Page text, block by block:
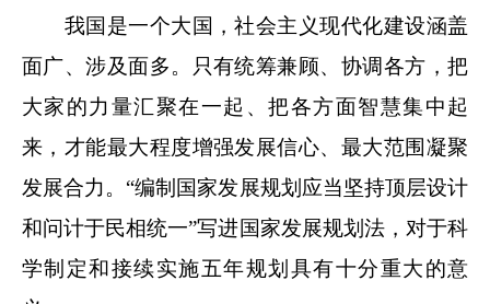
我国是一个大国，社会主义现代化建设涵盖
面广、涉及面多。只有统筹兼顾、协调各方，把
大家的力量汇聚在一起、把各方面智慧集中起
来，才能最大程度增强发展信心、最大范围凝聚
发展合力。 “编制国家发展规划应当坚持顶层设计
和问计于民相统一”写进国家发展规划法，对于科
学制定和接续实施五年规划具有十分重大的意